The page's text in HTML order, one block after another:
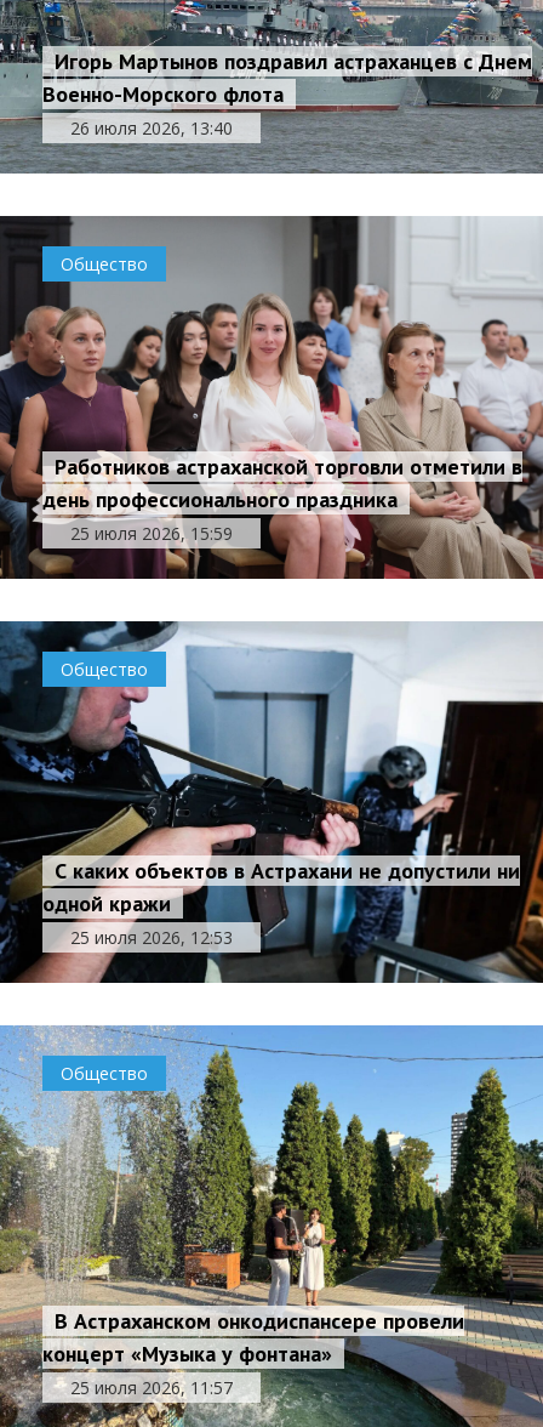
Игорь Мартынов поздравил астраханцев с Днем
Военно-Морского флота
26 июля 2026, 13:40
Общество
Работников астраханской торговли отметили в
день профессионального праздника
25 июля 2026, 15:59
Общество
С каких объектов в Астрахани не допустили ни
одной кражи
25 июля 2026, 12:53
Общество
В Астраханском онкодиспансере провели
концерт «Музыка у фонтана»
25 июля 2026, 11:57